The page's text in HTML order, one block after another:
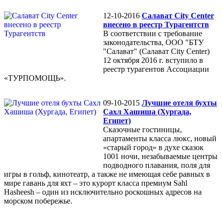
12-10-2016 Салават City Center
внесено в реестр Турагентств
В соответствии с требование
законодательства, ООО "БТУ
"Салават" (Салават City Center)
12 октября 2016 г. вступило в
реестр турагентов Ассоциации
«ТУРПОМОЩЬ».
09-10-2015 Лучшие отеля бухты
Сахл Хашиша (Хургада,
Египет)
Сказочные гостиницы,
апартаменты класса люкс, новый
«старый город» в духе сказок
1001 ночи, незабываемые центры
подводного плавания, поля для
игры в гольф, кинотеатр, а также не имеющая себе равных в
мире гавань для яхт – это курорт класса премиум Sahl
Hasheesh – один из исключительно роскошных адресов на
морском побережье.